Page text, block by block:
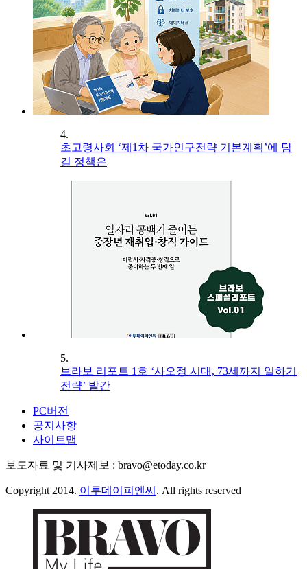
4.
초고령사회 ‘제1차 국가인구전략 기본계획’에 담
길 정책은
5.
브라보 리포트 1호 ‘사오정 시대, 73세까지 일하기
전략’ 발간
PC버전
공지사항
사이트맵
보도자료 및 기사제보 : bravo@etoday.co.kr
Copyright 2014. 이투데이피엔씨 . All rights reserved